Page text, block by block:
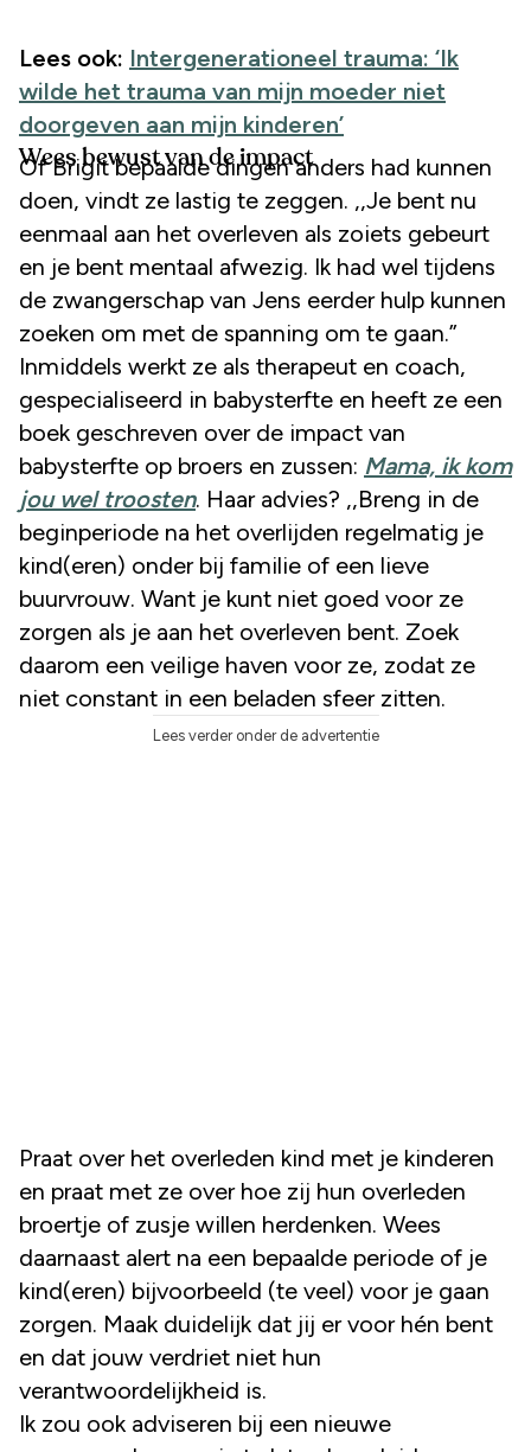
Lees ook: Intergenerationeel trauma: ‘Ik
wilde het trauma van mijn moeder niet
doorgeven aan mijn kinderen’
Wees bewust van de impact
Of Brigit bepaalde dingen anders had kunnen
doen, vindt ze lastig te zeggen. ,,Je bent nu
eenmaal aan het overleven als zoiets gebeurt
en je bent mentaal afwezig. Ik had wel tijdens
de zwangerschap van Jens eerder hulp kunnen
zoeken om met de spanning om te gaan.”
Inmiddels werkt ze als therapeut en coach,
gespecialiseerd in babysterfte en heeft ze een
boek geschreven over de impact van
babysterfte op broers en zussen: Mama, ik kom
jou wel troosten. Haar advies? ,,Breng in de
beginperiode na het overlijden regelmatig je
kind(eren) onder bij familie of een lieve
buurvrouw. Want je kunt niet goed voor ze
zorgen als je aan het overleven bent. Zoek
daarom een veilige haven voor ze, zodat ze
niet constant in een beladen sfeer zitten.
Lees verder onder de advertentie
Praat over het overleden kind met je kinderen
en praat met ze over hoe zij hun overleden
broertje of zusje willen herdenken. Wees
daarnaast alert na een bepaalde periode of je
kind(eren) bijvoorbeeld (te veel) voor je gaan
zorgen. Maak duidelijk dat jij er voor hén bent
en dat jouw verdriet niet hun
verantwoordelijkheid is.
Ik zou ook adviseren bij een nieuwe